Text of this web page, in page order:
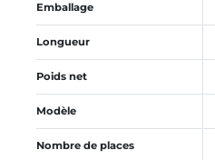
Emballage
Longueur
Poids net
Modèle
Nombre de places